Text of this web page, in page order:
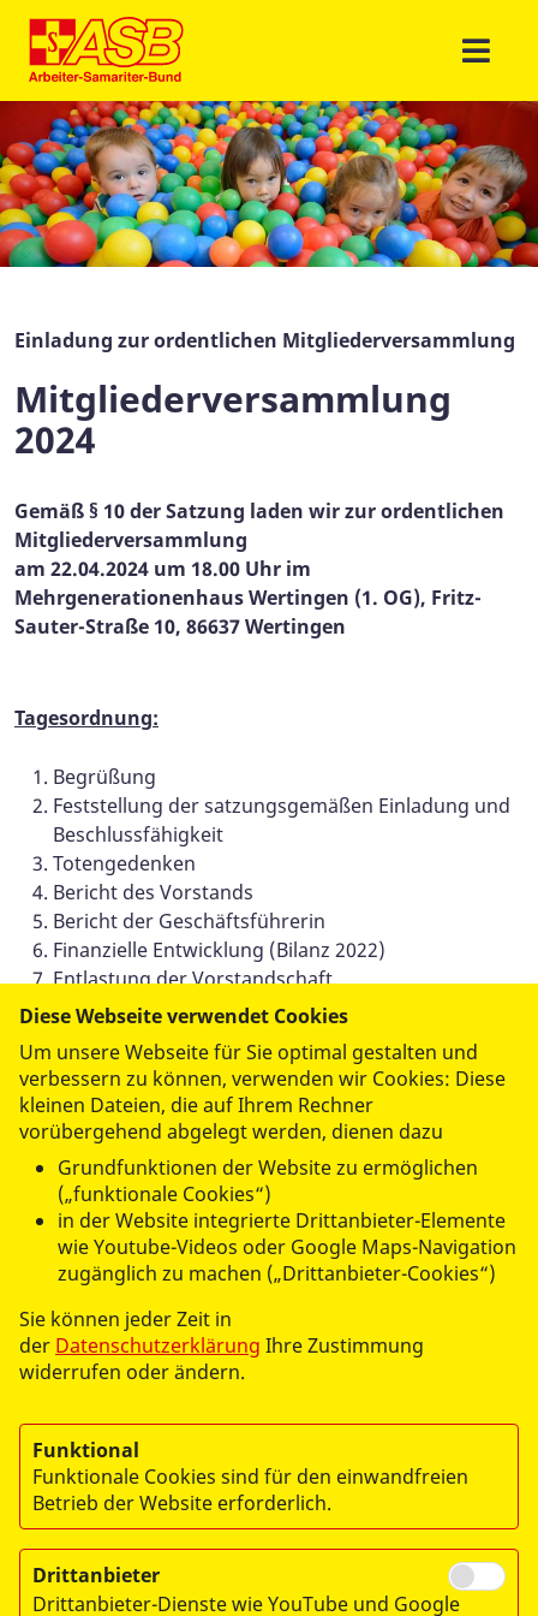
Einladung zur ordentlichen Mitgliederversammlung
Mitgliederversammlung
2024
Gemäß § 10 der Satzung laden wir zur ordentlichen
Mitgliederversammlung
am 22.04.2024 um 18.00 Uhr im
Mehrgenerationenhaus Wertingen (1. OG), Fritz-
Sauter-Straße 10, 86637 Wertingen
Tagesordnung:
Begrüßung
Feststellung der satzungsgemäßen Einladung und
Beschlussfähigkeit
Totengedenken
Bericht des Vorstands
Bericht der Geschäftsführerin
Finanzielle Entwicklung (Bilanz 2022)
Entlastung der Vorstandschaft
Ehrungen
Anträge zur Mitgliederversammlung sind 5 Werktage
vor der Mitgliederversammlung dem Vorstand
schriftlich mitzuteilen.
Arbeiter-Samariter-Bund, Regionalverband Dillingen-
Donau-Ries e.V.
Badgasse 7, 86637 Wertingen
Telefon (08272) 60910-0
E-Mail:info@asb-wertingen.de
© 2026 ASB-Regionalverband Donau-Dillingen-Ries e.V.
Diese Webseite verwendet Cookies
Um unsere Webseite für Sie optimal gestalten und
verbessern zu können, verwenden wir Cookies: Diese
kleinen Dateien, die auf Ihrem Rechner
vorübergehend abgelegt werden, dienen dazu
Grundfunktionen der Website zu ermöglichen
(„funktionale Cookies“)
in der Website integrierte Drittanbieter-Elemente
wie Youtube-Videos oder Google Maps-Navigation
zugänglich zu machen („Drittanbieter-Cookies“)
Sie können jeder Zeit in
der Datenschutzerklärung Ihre Zustimmung
widerrufen oder ändern.
Funktional
Funktionale Cookies sind für den einwandfreien
Betrieb der Website erforderlich.
Drittanbieter
Drittanbieter-Dienste wie YouTube und Google